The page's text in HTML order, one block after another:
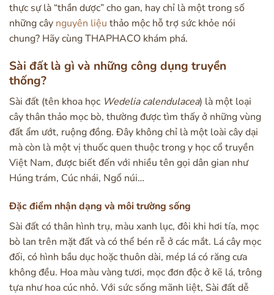
thực sự là “thần dược” cho gan, hay chỉ là một trong số
những cây nguyên liệu thảo mộc hỗ trợ sức khỏe nói
chung? Hãy cùng THAPHACO khám phá.
Sài đất là gì và những công dụng truyền
thống?
Sài đất (tên khoa học Wedelia calendulacea) là một loại
cây thân thảo mọc bò, thường được tìm thấy ở những vùng
đất ẩm ướt, ruộng đồng. Đây không chỉ là một loài cây dại
mà còn là một vị thuốc quen thuộc trong y học cổ truyền
Việt Nam, được biết đến với nhiều tên gọi dân gian như
Húng trám, Cúc nhái, Ngổ núi…
Đặc điểm nhận dạng và môi trường sống
Sài đất có thân hình trụ, màu xanh lục, đôi khi hơi tía, mọc
bò lan trên mặt đất và có thể bén rễ ở các mắt. Lá cây mọc
đối, có hình bầu dục hoặc thuôn dài, mép lá có răng cưa
không đều. Hoa màu vàng tươi, mọc đơn độc ở kẽ lá, trông
tựa như hoa cúc nhỏ. Với sức sống mãnh liệt, Sài đất dễ